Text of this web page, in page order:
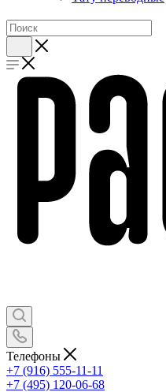
Телефоны
+7 (916) 555-11-11
+7 (495) 120-06-68